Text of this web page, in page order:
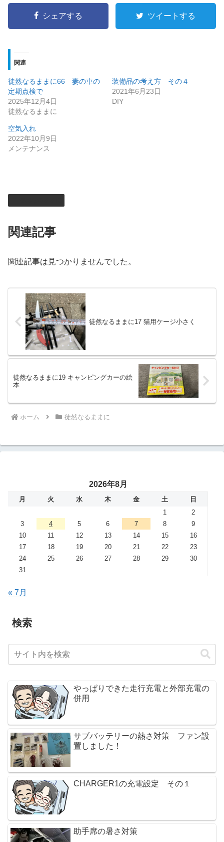
シェアする ツイートする
関連
徒然なるままに66 妻の車の
定期点検で
2025年12月4日
徒然なるままに
装備品の考え方 その４
2021年6月23日
DIY
空気入れ
2022年10月9日
メンテナンス
関連記事
関連記事は見つかりませんでした。
徒然なるままに17 猫用ケージ小さく
徒然なるままに19 キャンピングカーの絵
本
ホーム 徒然なるままに
2026年8月
月 火 水 木 金 土
日
1
2
3
4 5 6 7 8
9
10
11 12 13 14 15
16
17
18 19 20 21 22
23
24
25 26 27 28 29
30
31
« 7月
検索
やっぱりできた走行充電と外部充電の
併用
サブバッテリーの熱さ対策 ファン設
置しました！
CHARGER1の充電設定 その１
助手席の暑さ対策